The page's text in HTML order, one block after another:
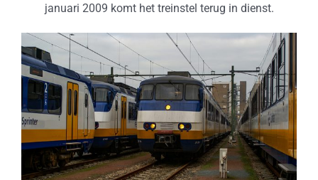
januari 2009 komt het treinstel terug in dienst.